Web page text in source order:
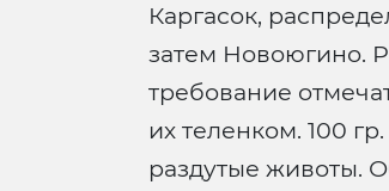
Каргасок,
затем Новоюгино.
требование
их теленком. 100
раздутые животы.